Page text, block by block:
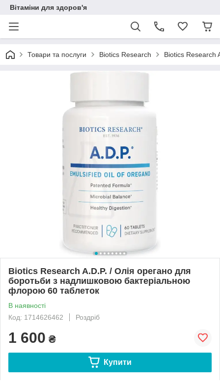
Вітаміни для здоров'я
Товари та послуги Biotics Research Biotics Research
Biotics Research A.D.P. / Олія орегано для
боротьби з надлишковою бактеріальною
флорою 60 таблеток
В наявності
Код: 1714626462
Роздріб
1 600 ₴
Купити